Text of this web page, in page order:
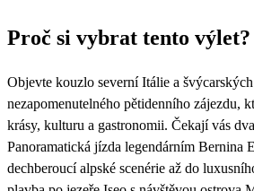
Proč si vybrat tento výlet?
Objevte kouzlo severní Itálie a
nezapomenutelného pětidenního zájezdu,
krásy, kulturu a gastronomii. Čekají vás
Panoramatická jízda legendárním Bernina
dechberoucí alpské scenérie až do